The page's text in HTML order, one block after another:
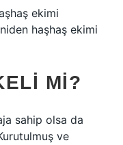
ekimi
haşhaş ekimi
MI?
sahip olsa da
ve